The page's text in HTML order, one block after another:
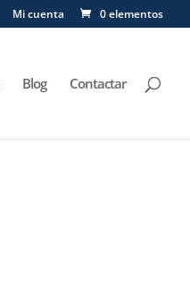
Mi cuenta 0 elementos
Blog Contactar